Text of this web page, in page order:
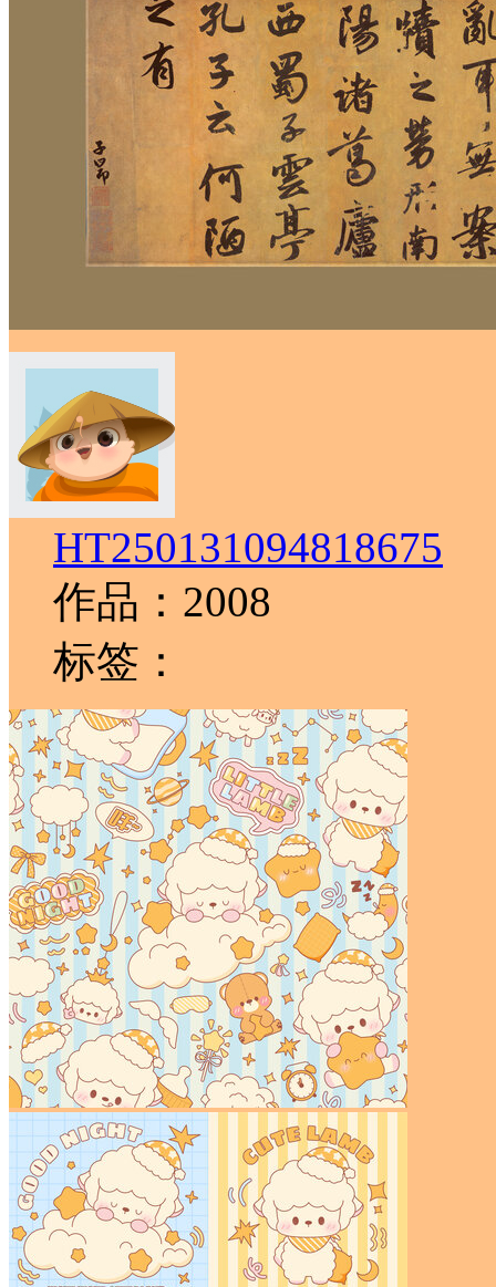
HT250131094818675
作品：2008
标签：